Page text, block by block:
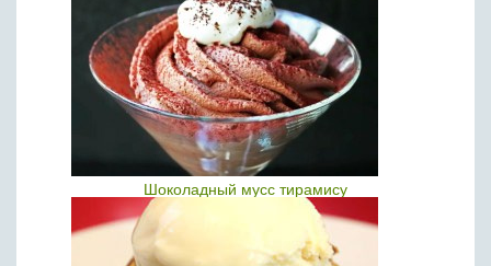
Шоколадный мусс тирамису